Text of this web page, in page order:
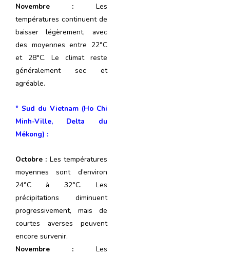
Novembre : Les
températures continuent de
baisser légèrement, avec
des moyennes entre 22°C
et 28°C. Le climat reste
généralement sec et
agréable.
* Sud du Vietnam (Ho Chi
Minh-Ville, Delta du
Mékong) :
Octobre : Les températures
moyennes sont d’environ
24°C à 32°C. Les
précipitations diminuent
progressivement, mais de
courtes averses peuvent
encore survenir.
Novembre : Les